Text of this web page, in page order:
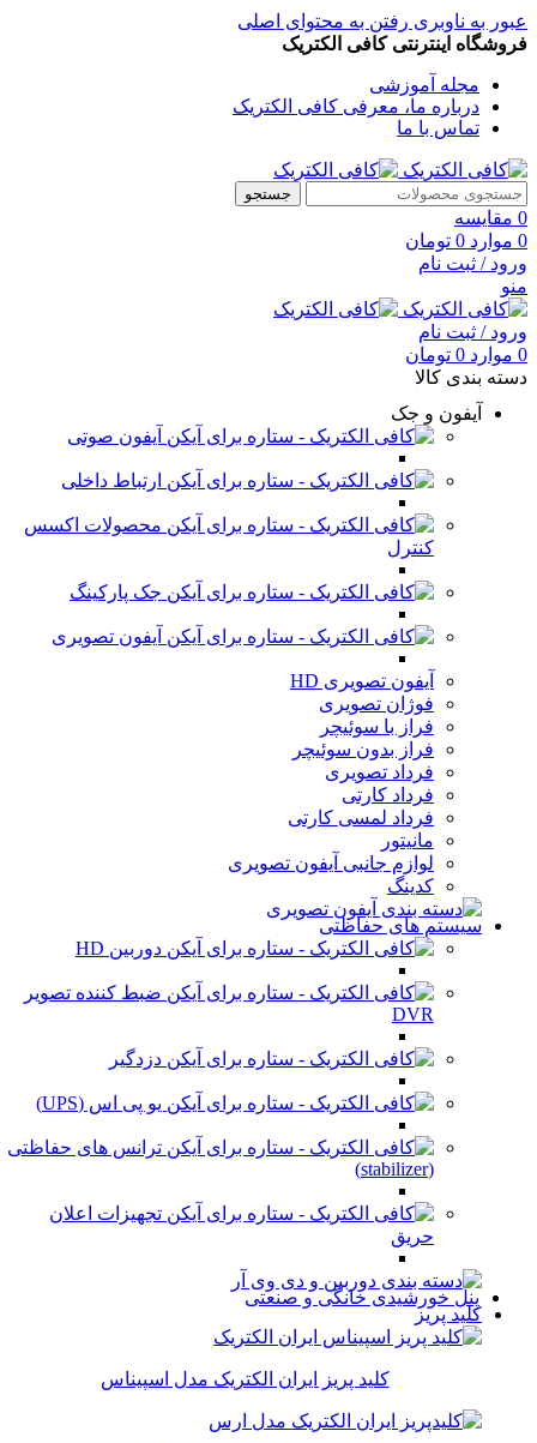
عبور به ناوبری رفتن به محتوای اصلی
فروشگاه اینترنتی کافی الکتریک
مجله آموزشی
درباره ما، معرفی کافی الکتریک
تماس با ما
جستجو
0 مقایسه
0 موارد 0 تومان
ورود / ثبت نام
منو
ورود / ثبت نام
0 موارد 0 تومان
دسته بندی کالا
آیفون و جک
آیفون صوتی
ارتباط داخلی
محصولات اکسس
کنترل
جک پارکینگ
آیفون تصویری
آیفون تصویری HD
فوژان تصویری
فراز با سوئیچر
فراز بدون سوئیچر
فرداد تصویری
فرداد کارتی
فرداد لمسی کارتی
مانیتور
لوازم جانبی آیفون تصویری
کدینگ
سیستم های حفاظتی
دوربین HD
ضبط کننده تصویر
DVR
دزدگیر
یو پی اس (UPS)
ترانس های حفاظتی
(stabilizer)
تجهیزات اعلان
حریق
پنل خورشیدی خانگی و صنعتی
کلید پریز
کلید پریز ایران الکتریک مدل اسپیناس